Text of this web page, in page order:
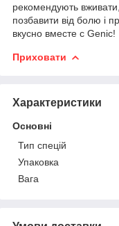
рекомендують
позбавити від болю і
вкусно вместе с Genic!
Приховати
Характеристики
Основні
Тип спецій
Упаковка
Вага